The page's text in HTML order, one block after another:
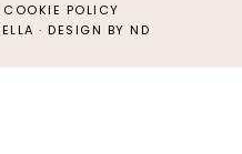
COOKIE POLICY
· DESIGN BY ND